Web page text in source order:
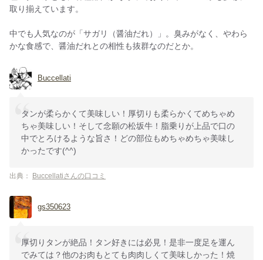
取り揃えています。
中でも人気なのが「サガリ（醤油だれ）」。臭みがなく、やわら
かな食感で、醤油だれとの相性も抜群なのだとか。
Buccellati
タンが柔らかくて美味しい！厚切りも柔らかくてめちゃめ
ちゃ美味しい！そして念願の松坂牛！脂乗りが上品で口の
中でとろけるような旨さ！どの部位もめちゃめちゃ美味し
かったです(^^)
出典： Buccellatiさんの口コミ
gs350623
厚切りタンが絶品！タン好きには必見！是非一度足を運ん
でみては？他のお肉もとても肉肉しくて美味しかった！焼